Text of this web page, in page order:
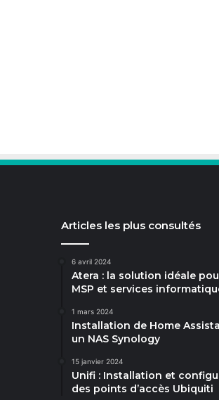
Articles les plus consultés
6 avril 2024
Atera : la solution idéale
MSP et services
1 mars 2024
Installation de Home
un NAS Synology
15 janvier 2024
Unifi : Installation et
des points d’accès Ubiquiti